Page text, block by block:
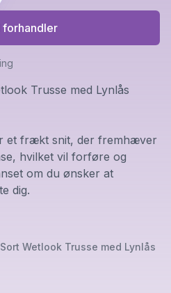
Wetlook Trusse med Lynlås
Trusse med Lynlås
et frækt snit, der fremhæver
hvilket vil forføre og
om du ønsker at
dig.
forhandler